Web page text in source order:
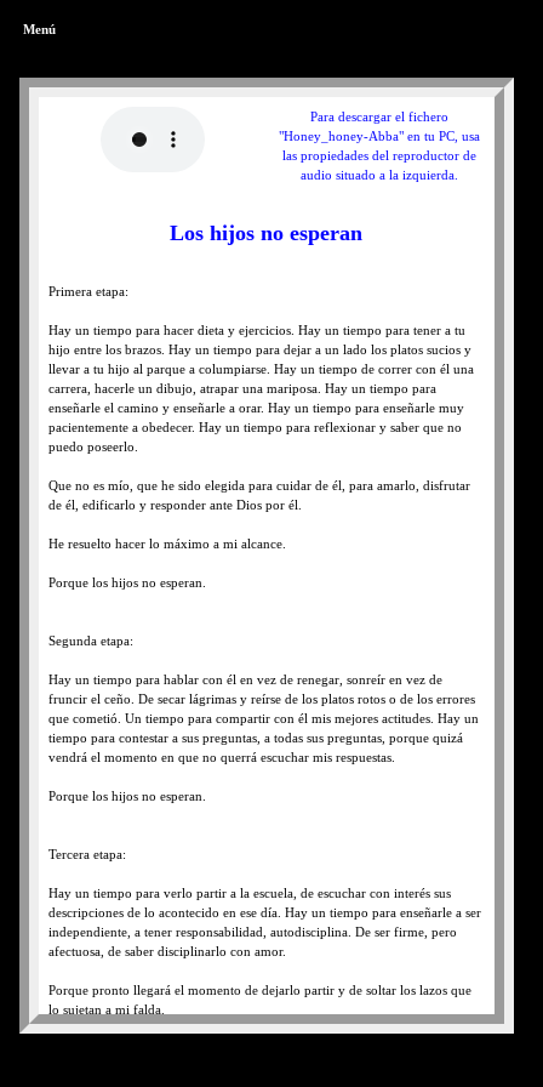
Menú
Para descargar el fichero
"Honey_honey-Abba" en tu PC, usa
las propiedades del reproductor de
audio situado a la izquierda.
Los hijos no esperan
Primera etapa:
Hay un tiempo para hacer dieta y ejercicios. Hay un tiempo para tener a tu
hijo entre los brazos. Hay un tiempo para dejar a un lado los platos sucios y
llevar a tu hijo al parque a columpiarse. Hay un tiempo de correr con él una
carrera, hacerle un dibujo, atrapar una mariposa. Hay un tiempo para
enseñarle el camino y enseñarle a orar. Hay un tiempo para enseñarle muy
pacientemente a obedecer. Hay un tiempo para reflexionar y saber que no
puedo poseerlo.
Que no es mío, que he sido elegida para cuidar de él, para amarlo, disfrutar
de él, edificarlo y responder ante Dios por él.
He resuelto hacer lo máximo a mi alcance.
Porque los hijos no esperan.
Segunda etapa:
Hay un tiempo para hablar con él en vez de renegar, sonreír en vez de
fruncir el ceño. De secar lágrimas y reírse de los platos rotos o de los errores
que cometió. Un tiempo para compartir con él mis mejores actitudes. Hay un
tiempo para contestar a sus preguntas, a todas sus preguntas, porque quizá
vendrá el momento en que no querrá escuchar mis respuestas.
Porque los hijos no esperan.
Tercera etapa:
Hay un tiempo para verlo partir a la escuela, de escuchar con interés sus
descripciones de lo acontecido en ese día. Hay un tiempo para enseñarle a ser
independiente, a tener responsabilidad, autodisciplina. De ser firme, pero
afectuosa, de saber disciplinarlo con amor.
Porque pronto llegará el momento de dejarlo partir y de soltar los lazos que
lo sujetan a mi falda.